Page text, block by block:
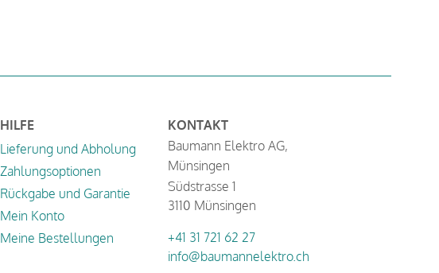
HILFE
Lieferung und Abholung
Zahlungsoptionen
Rückgabe und Garantie
Mein Konto
Meine Bestellungen
KONTAKT
Baumann Elektro AG,
Münsingen
Südstrasse 1
3110 Münsingen
+41 31 721 62 27
info@baumannelektro.ch